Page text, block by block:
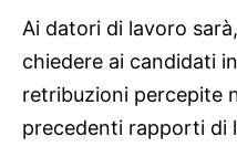
Ai datori di lavoro
chiedere ai candidati
retribuzioni percepite
precedenti rapporti di